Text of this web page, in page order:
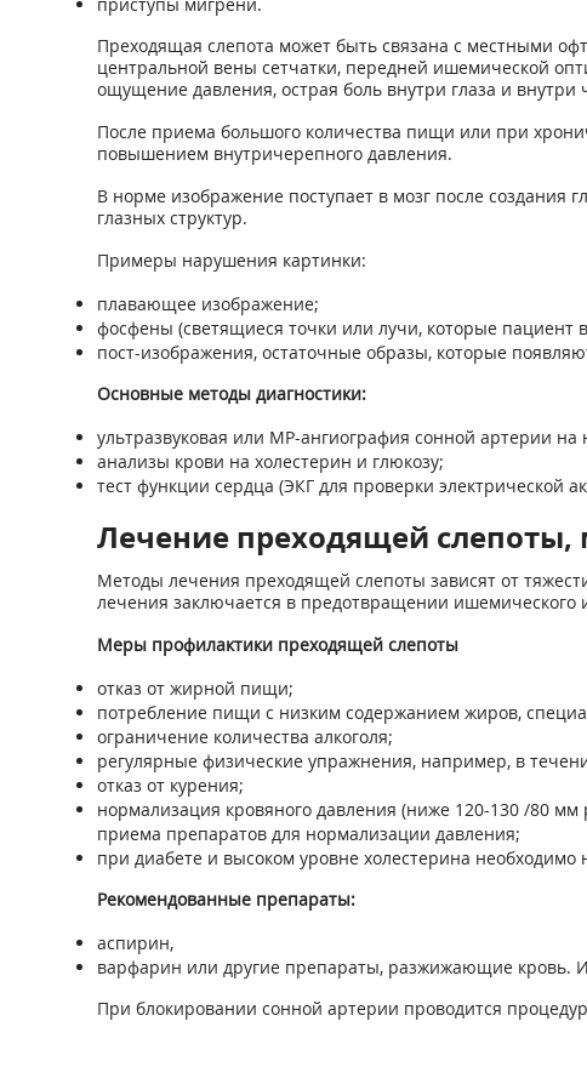
Преходящая слепота может быть связана с местными
центральной вены сетчатки, передней ишемической
ощущение давления, острая боль внутри глаза и внутри
После приема большого количества пищи или при
повышением внутричерепного давления.
В норме изображение поступает в мозг после создания
глазных структур.
Примеры нарушения картинки:
плавающее изображение;
фосфены (светящиеся точки или лучи, которые пациент
пост-изображения, остаточные образы, которые
Основные методы диагностики:
ультразвуковая или МР-ангиография сонной артерии
анализы крови на холестерин и глюкозу;
тест функции сердца (ЭКГ для проверки электрической
Лечение преходящей
Методы лечения преходящей слепоты зависят от
лечения заключается в предотвращении ишемического
Меры профилактики преходящей слепоты
отказ от жирной пищи;
потребление пищи с низким содержанием жиров,
ограничение количества алкоголя;
регулярные физические упражнения, например, в
отказ от курения;
нормализация кровяного давления (ниже 120-130 /80
приема препаратов для нормализации давления;
при диабете и высоком уровне холестерина необходимо
Рекомендованные препараты:
аспирин,
варфарин или другие препараты, разжижающие кровь.
При блокировании сонной артерии проводится